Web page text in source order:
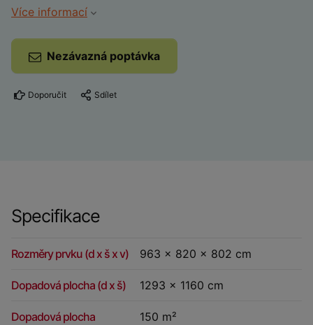
Více informací
Nezávazná poptávka
Doporučit Sdílet
Specifikace
Rozměry prvku (d x š x v) 963 x 820 x 802 cm
Dopadová plocha (d x š) 1293 x 1160 cm
Dopadová plocha 150 m²